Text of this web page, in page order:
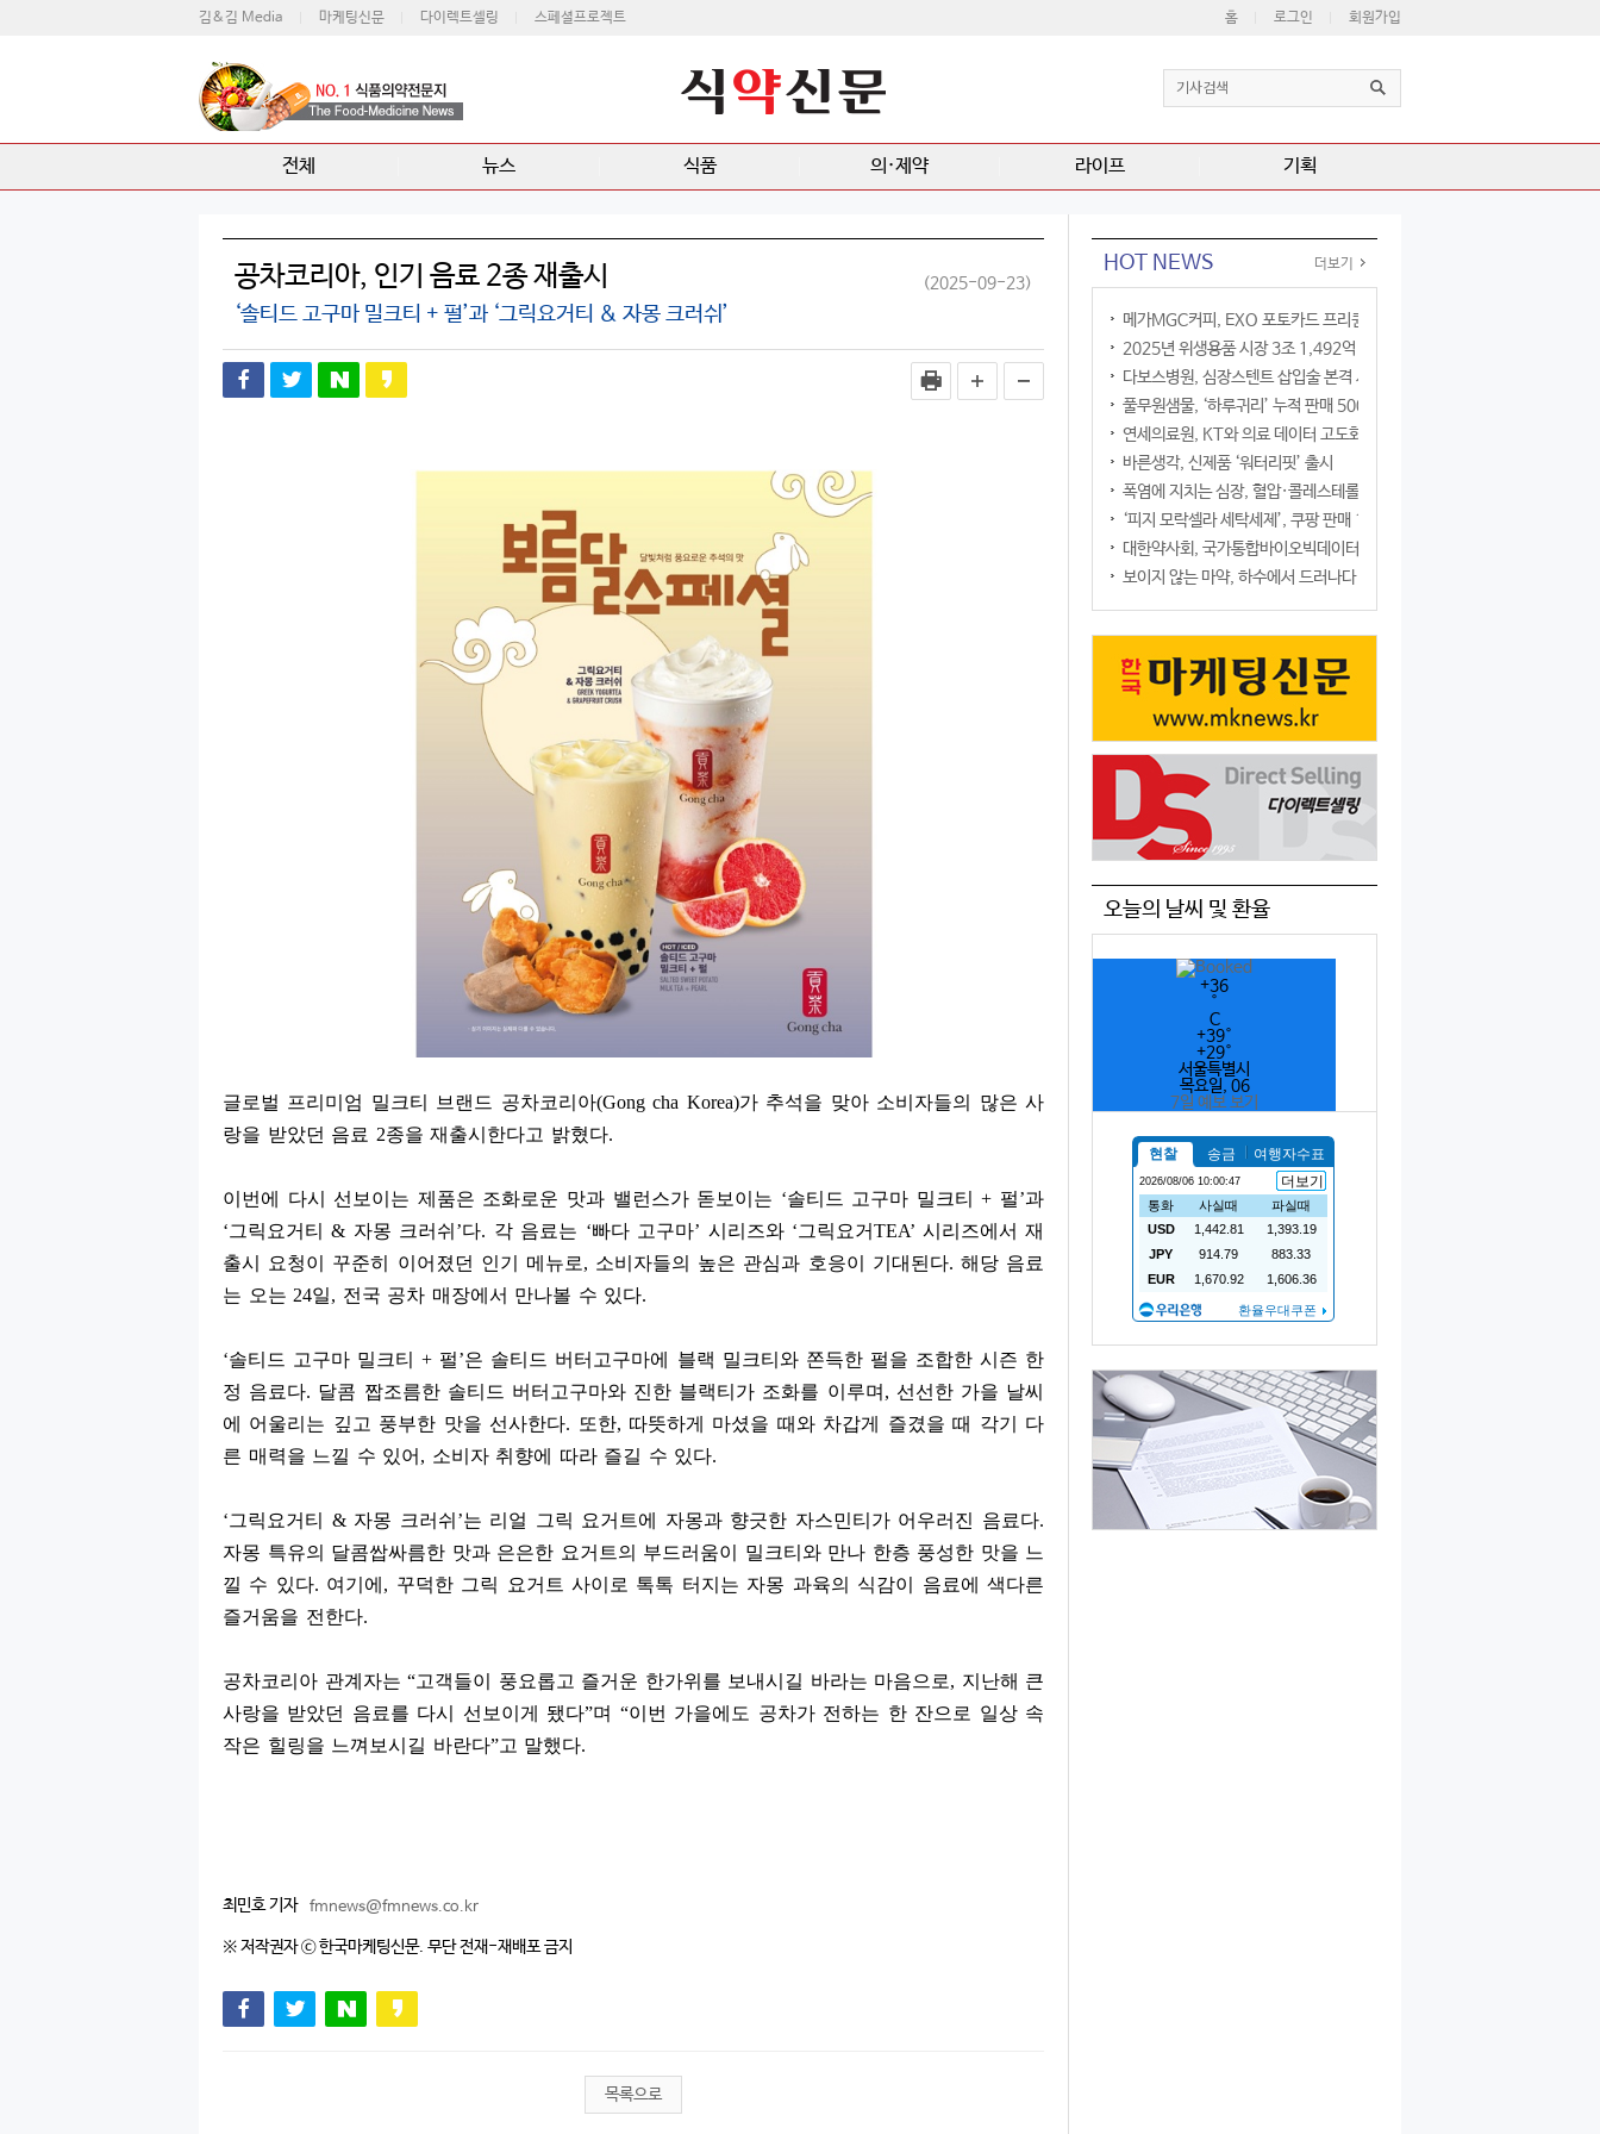
김&김 Media 마케팅신문 다이렉트셀링 스페셜프로젝트 홈 로그인 회원가입
전체 뉴스 식품 의·제약 라이프 기획
공차코리아, 인기 음료 2종 재출시 (2025-09-23)
‘솔티드 고구마 밀크티 + 펄’과 ‘그릭요거티 & 자몽 크러쉬’
글로벌 프리미엄 밀크티 브랜드 공차코리아(Gong cha Korea)가 추석을 맞아 소비자들의 많은 사
랑을 받았던 음료 2종을 재출시한다고 밝혔다.
이번에 다시 선보이는 제품은 조화로운 맛과 밸런스가 돋보이는 ‘솔티드 고구마 밀크티+ 펄’과
‘그릭요거티& 자몽 크러쉬 ’다. 각 음료는 ‘빠다 고구마’ 시리즈와 ‘그릭요거TEA’ 시리즈에서 재
출시 요청이 꾸준히 이어졌던 인기 메뉴로, 소비자들의 높은 관심과 호응이 기대된다. 해당 음료
는 오는 24일, 전국 공차 매장에서 만나볼 수 있다.
‘솔티드 고구마 밀크티+ 펄’은 솔티드 버터고구마에 블랙 밀크티와 쫀득한 펄을 조합한 시즌 한
정 음료다. 달콤 짭조름한 솔티드 버터고구마와 진한 블랙티가 조화를 이루며 , 선선한 가을 날씨
에 어울리는 깊고 풍부한 맛을 선사한다. 또한, 따뜻하게 마셨을 때와 차갑게 즐겼을 때 각기 다
른 매력을 느낄 수 있어 , 소비자 취향에 따라 즐길 수 있다.
‘그릭요거티 & 자몽 크러쉬 ’는 리얼 그릭 요거트에 자몽과 향긋한 자스민티가 어우러진 음료다.
자몽 특유의 달콤쌉싸름한 맛과 은은한 요거트의 부드러움이 밀크티와 만나 한층 풍성한 맛을 느
낄 수 있다. 여기에 , 꾸덕한 그릭 요거트 사이로 톡톡 터지는 자몽 과육의 식감이 음료에 색다른
즐거움을 전한다.
공차코리아 관계자는 “고객들이 풍요롭고 즐거운 한가위를 보내시길 바라는 마음으로, 지난해 큰
사랑을 받았던 음료를 다시 선보이게 됐다”며 “이번 가을에도 공차가 전하는 한 잔으로 일상 속
작은 힐링을 느껴보시길 바란다”고 말했다.
최민호 기자 fmnews@fmnews.co.kr
※ 저작권자 ⓒ 한국마케팅신문. 무단 전재-재배포 금지
목록으로
HOT NEWS 더보기
메가MGC커피, EXO 포토카드 프리퀀시 이벤트
2025년 위생용품 시장 3조 1,492억 원
다보스병원, 심장스텐트 삽입술 본격 시행
풀무원샘물, ‘하루귀리’ 누적 판매 500만 병 돌파
연세의료원, KT와 의료 데이터 고도화 협력
바른생각, 신제품 ‘워터리핏’ 출시
폭염에 지치는 심장, 혈압·콜레스테롤만 챙기면 될까?
‘피지 모락셀라 세탁세제’, 쿠팡 판매 1위 등극
대한약사회, 국가통합바이오빅데이터구축사업단과 업무협약 체결
보이지 않는 마약, 하수에서 드러나다
오늘의 날씨 및 환율
+36
°
C
+39°
+29°
서울특별시
목요일, 06
7일 예보 보기